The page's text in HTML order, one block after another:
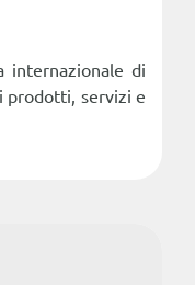
internazionale di
prodotti, servizi e